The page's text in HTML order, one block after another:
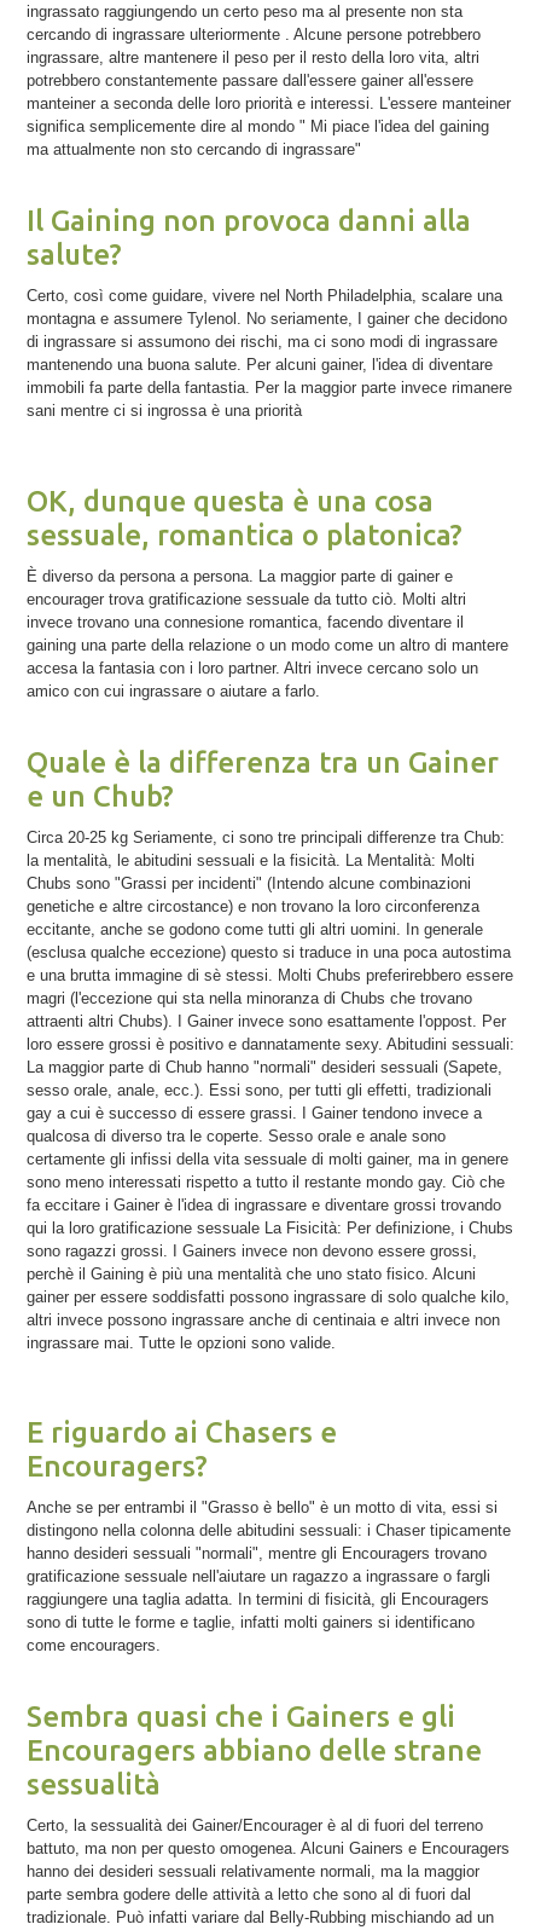
ingrassato raggiungendo un certo peso ma al presente non sta
cercando di ingrassare ulteriormente . Alcune persone potrebbero
ingrassare, altre mantenere il peso per il resto della loro vita, altri
potrebbero constantemente passare dall'essere gainer all'essere
manteiner a seconda delle loro priorità e interessi. L'essere manteiner
significa semplicemente dire al mondo " Mi piace l'idea del gaining
ma attualmente non sto cercando di ingrassare"
Il Gaining non provoca danni alla
salute?
Certo, così come guidare, vivere nel North Philadelphia, scalare una
montagna e assumere Tylenol. No seriamente, I gainer che decidono
di ingrassare si assumono dei rischi, ma ci sono modi di ingrassare
mantenendo una buona salute. Per alcuni gainer, l'idea di diventare
immobili fa parte della fantastia. Per la maggior parte invece rimanere
sani mentre ci si ingrossa è una priorità
OK, dunque questa è una cosa
sessuale, romantica o platonica?
È diverso da persona a persona. La maggior parte di gainer e
encourager trova gratificazione sessuale da tutto ciò. Molti altri
invece trovano una connesione romantica, facendo diventare il
gaining una parte della relazione o un modo come un altro di mantere
accesa la fantasia con i loro partner. Altri invece cercano solo un
amico con cui ingrassare o aiutare a farlo.
Quale è la differenza tra un Gainer
e un Chub?
Circa 20-25 kg Seriamente, ci sono tre principali differenze tra Chub:
la mentalità, le abitudini sessuali e la fisicità. La Mentalità: Molti
Chubs sono "Grassi per incidenti" (Intendo alcune combinazioni
genetiche e altre circostance) e non trovano la loro circonferenza
eccitante, anche se godono come tutti gli altri uomini. In generale
(esclusa qualche eccezione) questo si traduce in una poca autostima
e una brutta immagine di sè stessi. Molti Chubs preferirebbero essere
magri (l'eccezione qui sta nella minoranza di Chubs che trovano
attraenti altri Chubs). I Gainer invece sono esattamente l'oppost. Per
loro essere grossi è positivo e dannatamente sexy. Abitudini sessuali:
La maggior parte di Chub hanno "normali" desideri sessuali (Sapete,
sesso orale, anale, ecc.). Essi sono, per tutti gli effetti, tradizionali
gay a cui è successo di essere grassi. I Gainer tendono invece a
qualcosa di diverso tra le coperte. Sesso orale e anale sono
certamente gli infissi della vita sessuale di molti gainer, ma in genere
sono meno interessati rispetto a tutto il restante mondo gay. Ciò che
fa eccitare i Gainer è l'idea di ingrassare e diventare grossi trovando
qui la loro gratificazione sessuale La Fisicità: Per definizione, i Chubs
sono ragazzi grossi. I Gainers invece non devono essere grossi,
perchè il Gaining è più una mentalità che uno stato fisico. Alcuni
gainer per essere soddisfatti possono ingrassare di solo qualche kilo,
altri invece possono ingrassare anche di centinaia e altri invece non
ingrassare mai. Tutte le opzioni sono valide.
E riguardo ai Chasers e
Encouragers?
Anche se per entrambi il "Grasso è bello" è un motto di vita, essi si
distingono nella colonna delle abitudini sessuali: i Chaser tipicamente
hanno desideri sessuali "normali", mentre gli Encouragers trovano
gratificazione sessuale nell'aiutare un ragazzo a ingrassare o fargli
raggiungere una taglia adatta. In termini di fisicità, gli Encouragers
sono di tutte le forme e taglie, infatti molti gainers si identificano
come encouragers.
Sembra quasi che i Gainers e gli
Encouragers abbiano delle strane
sessualità
Certo, la sessualità dei Gainer/Encourager è al di fuori del terreno
battuto, ma non per questo omogenea. Alcuni Gainers e Encouragers
hanno dei desideri sessuali relativamente normali, ma la maggior
parte sembra godere delle attività a letto che sono al di fuori dal
tradizionale. Può infatti variare dal Belly-Rubbing mischiando ad un